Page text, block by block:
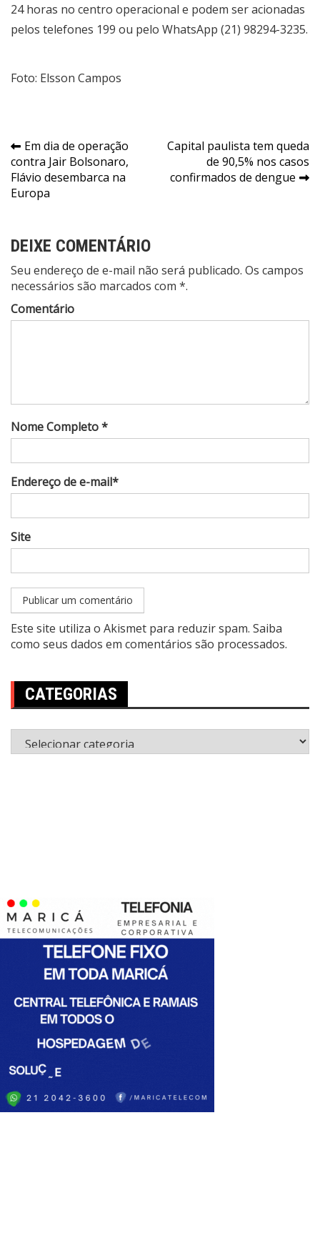
24 horas no centro operacional e podem ser acionadas
pelos telefones 199 ou pelo WhatsApp (21) 98294-3235.
Foto: Elsson Campos
Navegação
de
Post
Em dia de operação
contra Jair Bolsonaro,
Flávio desembarca na
Europa
Capital paulista tem queda
de 90,5% nos casos
confirmados de dengue
DEIXE COMENTÁRIO
Seu endereço de e-mail não será publicado. Os campos
necessários são marcados com *.
Comentário
Nome Completo *
Endereço de e-mail*
Site
Este site utiliza o Akismet para reduzir spam. Saiba
como seus dados em comentários são processados.
CATEGORIAS
Categorias